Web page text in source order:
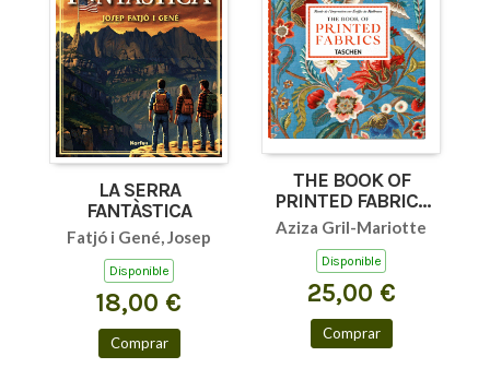
LA SERRA
FANTÀSTICA
Fatjó i Gené, Josep
Disponible
18,00 €
Comprar
THE BOOK OF
PRINTED FABRICS
45TH ED.
Aziza Gril-Mariotte
Disponible
25,00 €
Comprar